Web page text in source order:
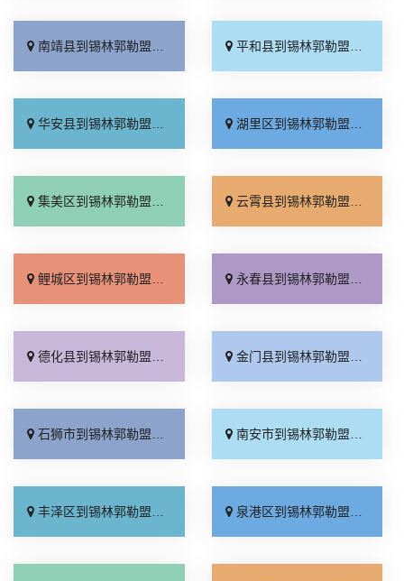
南靖县到锡林郭勒盟物流专线_直达往返「随叫随到」 平和县到锡林郭勒盟物流专线_要几天到「运价实惠」
华安县到锡林郭勒盟物流专线_实时跟踪 「运保时效」 湖里区到锡林郭勒盟物流专线_专线查询「直发全境」
集美区到锡林郭勒盟物流专线_收费标准「怎么收费」 云霄县到锡林郭勒盟物流专线_按时送达「直达特快专线」
鲤城区到锡林郭勒盟物流专线_一站直达「托运放心」 永春县到锡林郭勒盟物流专线_放心物流「零担配货」
德化县到锡林郭勒盟物流专线_物流拼车「全程直达」 金门县到锡林郭勒盟物流专线_直通专线「诚信为先」
石狮市到锡林郭勒盟物流专线_诚信经营「运价行情」 南安市到锡林郭勒盟物流专线_专线查询「多久时间」
丰泽区到锡林郭勒盟物流专线_实时反馈「合理收费」 泉港区到锡林郭勒盟物流专线_零担配货「整车配货」